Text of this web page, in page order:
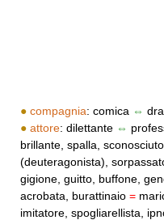
● compagnia: comica ⇔
● attore: dilettante ⇔
brillante, spalla, sconosciuto
(deuteragonista),
gigione, guitto, buffone,
acrobata, burattinaio =
imitatore, spogliarellista,